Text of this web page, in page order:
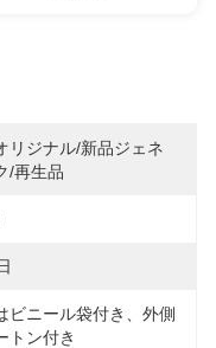
リジナル/新品ジェネ
/再生品
ビニール袋付き、外側
トン付き